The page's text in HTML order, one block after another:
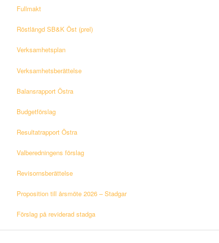
Fullmakt
Röstlängd SB&K Öst (prel)
Verksamhetsplan
Verksamhetsberättelse
Balansrapport Östra
Budgetförslag
Resultatrapport Östra
Valberedningens förslag
Revisornsberättelse
Proposition till årsmöte 2026 – Stadgar
Förslag på reviderad stadga